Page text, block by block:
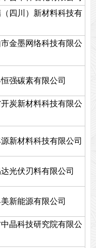
四川）新材料科技有
金墨网络科技有限公
强碳素有限公司
开炭新材料科技有限公
新材料科技有限公司
光伏刃料有限公司
新能源有限公司
晶科技研究院有限公